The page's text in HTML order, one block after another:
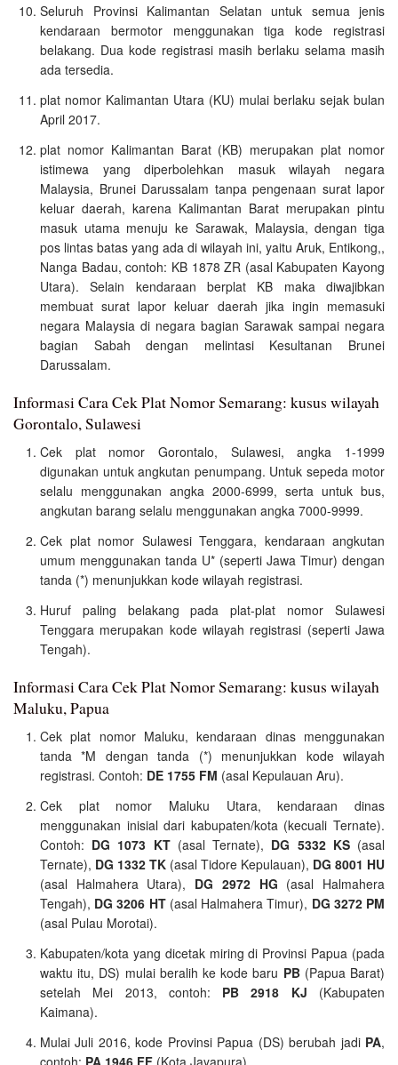
Seluruh Provinsi Kalimantan Selatan untuk semua jenis
kendaraan bermotor menggunakan tiga kode registrasi
belakang. Dua kode registrasi masih berlaku selama masih
ada tersedia.
plat nomor Kalimantan Utara (KU) mulai berlaku sejak bulan
April 2017.
plat nomor Kalimantan Barat (KB) merupakan plat nomor
istimewa yang diperbolehkan masuk wilayah negara
Malaysia, Brunei Darussalam tanpa pengenaan surat lapor
keluar daerah, karena Kalimantan Barat merupakan pintu
masuk utama menuju ke Sarawak, Malaysia, dengan tiga
pos lintas batas yang ada di wilayah ini, yaitu Aruk, Entikong,,
Nanga Badau, contoh: KB 1878 ZR (asal Kabupaten Kayong
Utara). Selain kendaraan berplat KB maka diwajibkan
membuat surat lapor keluar daerah jika ingin memasuki
negara Malaysia di negara bagian Sarawak sampai negara
bagian Sabah dengan melintasi Kesultanan Brunei
Darussalam.
Informasi Cara Cek Plat Nomor Semarang: kusus wilayah
Gorontalo, Sulawesi
Cek plat nomor Gorontalo, Sulawesi, angka 1-1999
digunakan untuk angkutan penumpang. Untuk sepeda motor
selalu menggunakan angka 2000-6999, serta untuk bus,
angkutan barang selalu menggunakan angka 7000-9999.
Cek plat nomor Sulawesi Tenggara, kendaraan angkutan
umum menggunakan tanda U* (seperti Jawa Timur) dengan
tanda (*) menunjukkan kode wilayah registrasi.
Huruf paling belakang pada plat-plat nomor Sulawesi
Tenggara merupakan kode wilayah registrasi (seperti Jawa
Tengah).
Informasi Cara Cek Plat Nomor Semarang: kusus wilayah
Maluku, Papua
Cek plat nomor Maluku, kendaraan dinas menggunakan
tanda *M dengan tanda (*) menunjukkan kode wilayah
registrasi. Contoh: DE 1755 FM (asal Kepulauan Aru).
Cek plat nomor Maluku Utara, kendaraan dinas
menggunakan inisial dari kabupaten/kota (kecuali Ternate).
Contoh: DG 1073 KT(asal Ternate), DG 5332 KS(asal
Ternate), DG 1332 TK (asal Tidore Kepulauan), DG 8001 HU
(asal Halmahera Utara), DG 2972 HG (asal Halmahera
Tengah), DG 3206 HT(asal Halmahera Timur), DG 3272 PM
(asal Pulau Morotai).
Kabupaten/kota yang dicetak miring di Provinsi Papua (pada
waktu itu, DS) mulai beralih ke kode baru PB(Papua Barat)
setelah Mei 2013, contoh: PB 2918 KJ (Kabupaten
Kaimana).
Mulai Juli 2016, kode Provinsi Papua (DS) berubah jadi PA,
contoh: PA 1946 FF (Kota Jayapura).